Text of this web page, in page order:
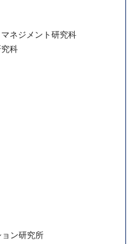
ネジメント研究科
科
ョン研究所